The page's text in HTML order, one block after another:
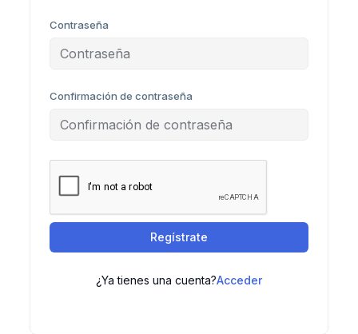
Contraseña
Confirmación de contraseña
Regístrate
¿Ya tienes una cuenta?Acceder